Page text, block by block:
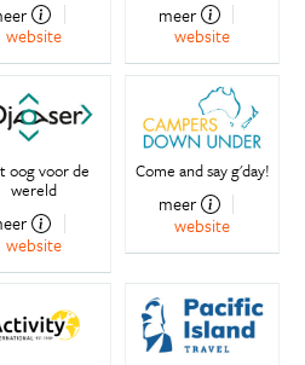
website
meer
website
oog voor de
wereld
website
Come and say g'day!
meer
website